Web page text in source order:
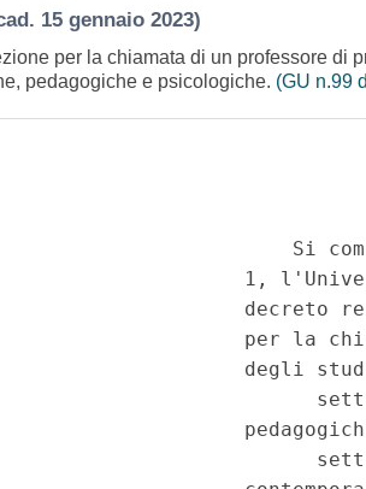
15 gennaio 2023)
per la chiamata di un professore di
pedagogiche e psicologiche. (GU n.99